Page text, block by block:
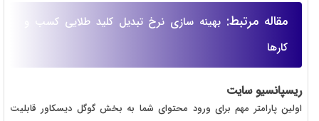
مقاله مرتبط: بهینه سازی نرخ تبدیل کلید طلایی کسب و
کارها
ریسپانسیو سایت
اولین پارامتر مهم برای ورود محتوای شما به بخش گوگل دیسکاور قابلیت